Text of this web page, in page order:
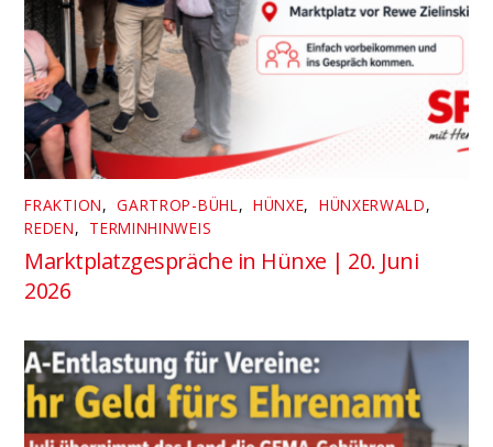
FRAKTION, GARTROP-BÜHL, HÜNXE, HÜNXERWALD,
REDEN, TERMINHINWEIS
Marktplatzgespräche in Hünxe | 20. Juni
2026